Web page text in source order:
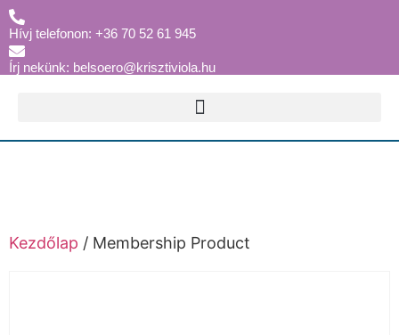
Hívj telefonon: +36 70 52 61 945
Írj nekünk: belsoero@krisztiviola.hu
Kezdőlap / Membership Product